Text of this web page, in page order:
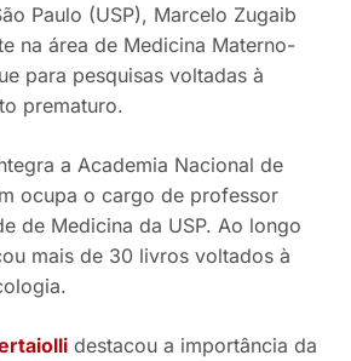
Paulo (USP), Marcelo Zugaib
na área de Medicina Materno-
para pesquisas voltadas à
prematuro.
a Academia Nacional de
ocupa o cargo de professor
de Medicina da USP. Ao longo
mais de 30 livros voltados à
destacou a importância da